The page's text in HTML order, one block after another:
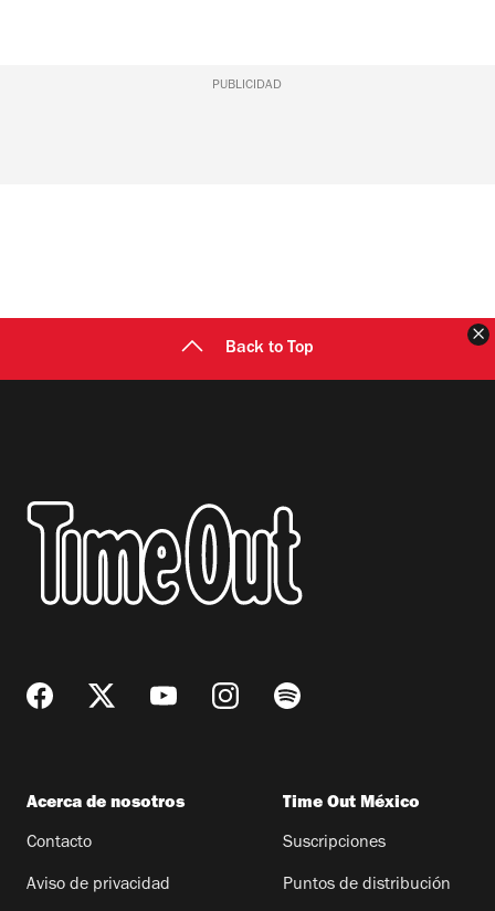
PUBLICIDAD
Back to Top
Acerca de nosotros
Contacto
Aviso de privacidad
Time Out México
Suscripciones
Puntos de distribución